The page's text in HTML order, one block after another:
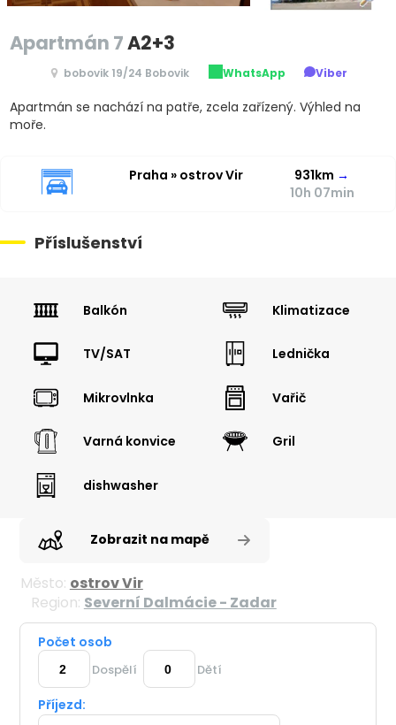
Apartmán 7A2+3
bobovik 19/24 Bobovik WhatsApp Viber
Apartmán se nachází na patře, zcela zařízený. Výhled na
moře.
Praha » ostrov Vir 931km →
10h 07min
Příslušenství
Balkón Klimatizace
TV/SAT Lednička
Mikrovlnka Vařič
Varná konvice Gril
dishwasher
Zobrazit na mapě
Město: ostrov Vir
Region: Severní Dalmácie - Zadar
Počet osob
Dospělí Dětí
Příjezd: